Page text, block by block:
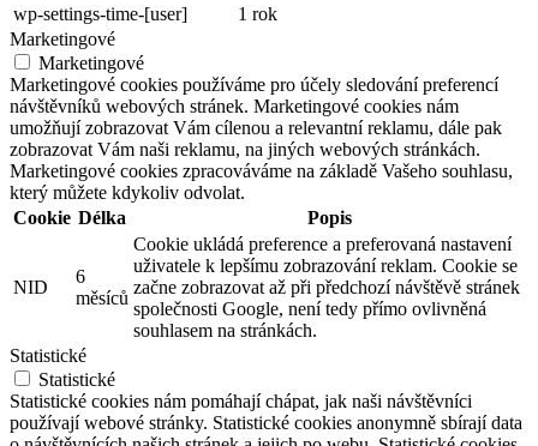
wp-settings-time-[user]
1 rok
Marketingové
Marketingové
Marketingové cookies používáme pro účely sledování preferencí
návštěvníků webových stránek. Marketingové cookies nám
umožňují zobrazovat Vám cílenou a relevantní reklamu, dále pak
zobrazovat Vám naši reklamu, na jiných webových stránkách.
Marketingové cookies zpracováváme na základě Vašeho souhlasu,
který můžete kdykoliv odvolat.
Cookie Délka Popis
NID
6
měsíců
Cookie ukládá preference a preferovaná nastavení
uživatele k lepšímu zobrazování reklam. Cookie se
začne zobrazovat až při předchozí návštěvě stránek
společnosti Google, není tedy přímo ovlivněná
souhlasem na stránkách.
Statistické
Statistické
Statistické cookies nám pomáhají chápat, jak naši návštěvníci
používají webové stránky. Statistické cookies anonymně sbírají data